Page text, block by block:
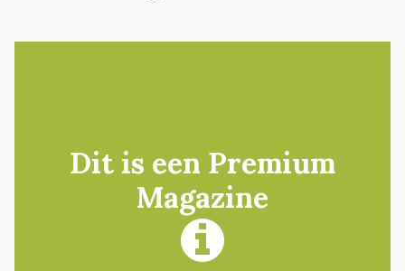
Dit is een Premium
Magazine